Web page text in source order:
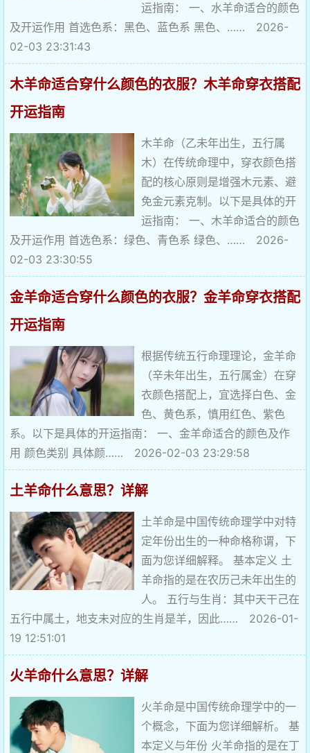
运指南： 一、水羊命适合的颜色
及开运作用 首选色系：黑色、蓝色系 黑色、…… 2026-
02-03 23:31:43
木羊命适合穿什么颜色的衣服？木羊命穿衣搭配
开运指南
木羊命（乙未年出生，五行属
木）在传统命理中，穿衣颜色搭
配的核心原则是增强木元素、避
免金元素克制。以下是具体的开
运指南： 一、木羊命适合的颜色
及开运作用 首选色系：绿色、青色系 绿色、…… 2026-
02-03 23:30:55
金羊命适合穿什么颜色的衣服？金羊命穿衣搭配
开运指南
根据传统五行命理理论，金羊命
（辛未年出生，五行属金）在穿
衣颜色搭配上，宜选择白色、金
色、黄色系，慎用红色、紫色
系。以下是具体的开运指南： 一、金羊命适合的颜色及作
用 颜色类别 具体颜…… 2026-02-03 23:29:58
土羊命什么意思？详解
土羊命是中国传统命理学中对特
定年份出生的一种命格称谓，下
面为您详细解释。 基本定义 土
羊命指的是在农历己未年出生的
人。 五行与生肖：其中天干己在
五行中属土，地支未对应的生肖是羊，因此…… 2026-01-
19 12:51:01
火羊命什么意思？详解
火羊命是中国传统命理学中的一
个概念，下面为您详细解析。 基
本定义与年份 火羊命指的是在丁